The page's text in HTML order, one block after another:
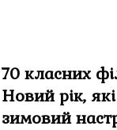
70 класних
Новий рік,
зимовий